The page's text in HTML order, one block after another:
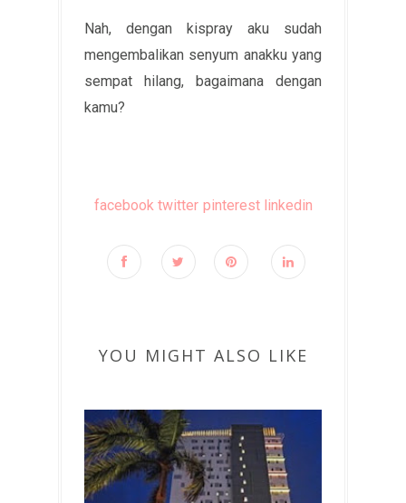
Nah, dengan kispray aku sudah
mengembalikan senyum anakku yang
sempat hilang, bagaimana dengan
kamu?
facebook twitter pinterest linkedin
YOU MIGHT ALSO LIKE